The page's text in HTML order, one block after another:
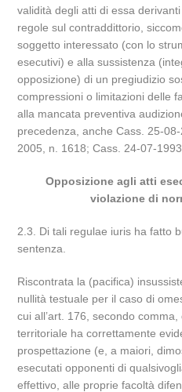
validità degli atti di essa
regole sul contraddittorio,
soggetto interessato (con lo
esecutivi) e alla sussistenza
opposizione) di un pregiudizio
compressioni o limitazioni delle
alla mancata preventiva
precedenza, anche Cass. 25-
2005, n. 1618; Cass. 24-07-
Opposizione agli atti
violazione di
2.3. Di tali regulae iuris ha fatto
sentenza.
Riscontrata la (pacifica)
nullità testuale per il caso di
cui all’art. 176, secondo
territoriale ha correttamente
prospettazione (e, a maiori,
esecutati opponenti di
effettivo, alle proprie facoltà